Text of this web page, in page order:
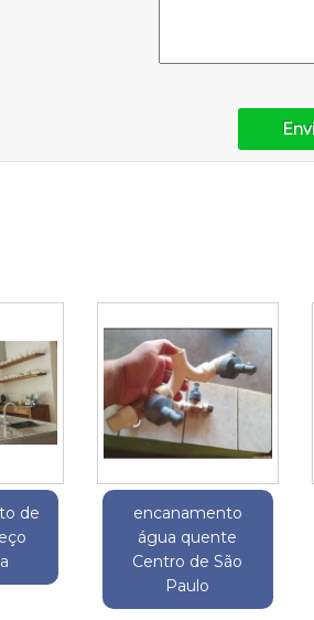
de
encanamento
água quente
Centro de São
Paulo